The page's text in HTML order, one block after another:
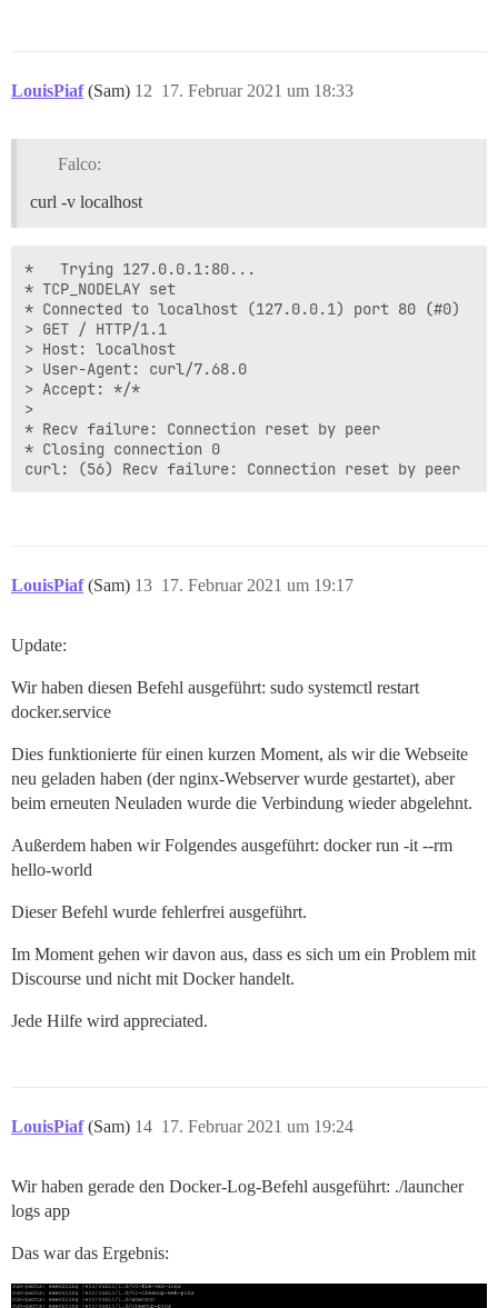
LouisPiaf (Sam) 17. Februar 2021 um 18:33
12
Falco:
curl -v localhost
*   Trying 127.0.0.1:80...
* TCP_NODELAY set
* Connected to localhost (127.0.0.1) port 80 (#0)
> GET / HTTP/1.1
> Host: localhost
> User-Agent: curl/7.68.0
> Accept: */*
>
* Recv failure: Connection reset by peer
* Closing connection 0
LouisPiaf (Sam) 17. Februar 2021 um 19:17
13
Update:
Wir haben diesen Befehl ausgeführt: sudo systemctl restart
docker.service
Dies funktionierte für einen kurzen Moment, als wir die Webseite
neu geladen haben (der nginx-Webserver wurde gestartet), aber
beim erneuten Neuladen wurde die Verbindung wieder abgelehnt.
Außerdem haben wir Folgendes ausgeführt: docker run -it --rm
hello-world
Dieser Befehl wurde fehlerfrei ausgeführt.
Im Moment gehen wir davon aus, dass es sich um ein Problem mit
Discourse und nicht mit Docker handelt.
Jede Hilfe wird appreciated.
LouisPiaf (Sam) 17. Februar 2021 um 19:24
14
Wir haben gerade den Docker-Log-Befehl ausgeführt: ./launcher
logs app
Das war das Ergebnis: